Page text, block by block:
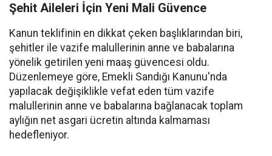
Şehit Aileleri İçin Yeni Mali Güvence
Kanun teklifinin en dikkat çeken başlıklarından biri,
şehitler ile vazife malullerinin anne ve babalarına
yönelik getirilen yeni maaş güvencesi oldu.
Düzenlemeye göre, Emekli Sandığı Kanunu'nda
yapılacak değişiklikle vefat eden tüm vazife
malullerinin anne ve babalarına bağlanacak toplam
aylığın net asgari ücretin altında kalmaması
hedefleniyor.